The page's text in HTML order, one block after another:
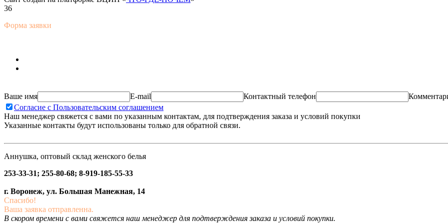
36
Форма заявки
Ваше имя E-mail Контактный телефон
Согласие с Пользовательским соглашением
Наш менеджер свяжется с вами по указанным контактам, для подтверждения заказа и условий покупки
Указанные контакты будут использованы только для обратной связи.
Аннушка, оптовый склад женского белья
253-33-31; 255-80-68; 8-919-185-55-33
г. Воронеж, ул. Большая Манежная, 14
Спасибо!
Ваша заявка отправленна.
В скором времени с вами свяжется наш менеджер для подтверждения заказа и условий покупки.